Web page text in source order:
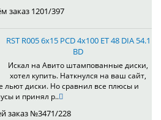
заказ 1201/397
RST R005 6x15 PCD 4x100 ET 48 DIA 54.1
BD
Искал на Авито штампованные диски,
хотел купить. Наткнулся на ваш сайт,
льют диски. Но сравнил все плюсы и
и принял р..
заказ №3471/228